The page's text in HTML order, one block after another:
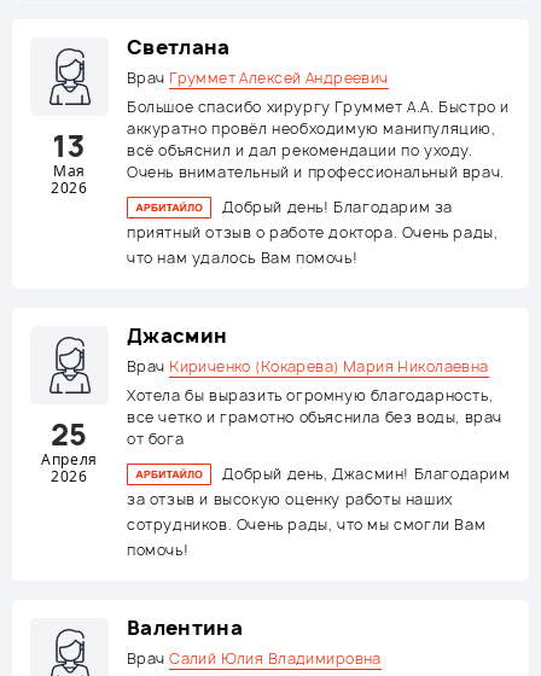
13
Мая
2026
Светлана
Врач Груммет Алексей Андреевич
Большое спасибо хирургу Груммет А.А. Быстро и
аккуратно провёл необходимую манипуляцию,
всё объяснил и дал рекомендации по уходу.
Очень внимательный и профессиональный врач.
Добрый день! Благодарим за
приятный отзыв о работе доктора. Очень рады,
что нам удалось Вам помочь!
25
Апреля
2026
Джасмин
Врач Кириченко (Кокарева) Мария Николаевна
Хотела бы выразить огромную благодарность,
все четко и грамотно объяснила без воды, врач
от бога
Добрый день, Джасмин! Благодарим
за отзыв и высокую оценку работы наших
сотрудников. Очень рады, что мы смогли Вам
помочь!
Валентина
ВрачСалий Юлия Владимировна